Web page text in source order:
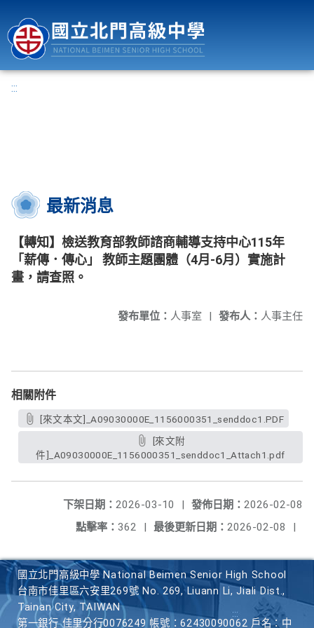
:::
最新消息
【轉知】檢送教育部教師諮商輔導支持中心115年
「薪傳．傳心」 教師主題團體（4月-6月）實施計
畫，請查照。
發布人： 人事主任
發布單位： 人事室 |
相關附件
[來文本文]_A09030000E_1156000351_senddoc1.PDF
件]_A09030000E_1156000351_senddoc1_Attach1.pdf
發佈日期： 2026-02-08
下架日期： 2026-03-10
|
最後更新日期： 2026-02-08 |
點擊率： 362 |
國立北門高級中學 National Beimen Senior High School
台南市佳里區六安里269號 No. 269, Liuann Li, Jiali Dist.,
Tainan City, TAIWAN
第一銀行 佳里分行0076249 帳號：62430090062 戶名：中